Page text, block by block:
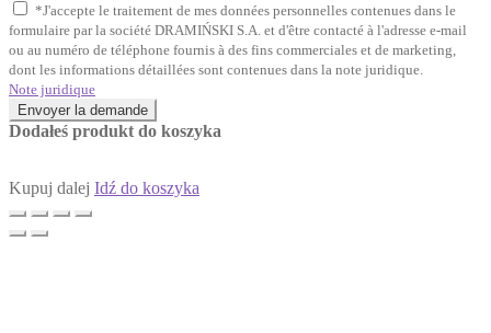
*J'accepte le traitement de mes données personnelles contenues dans le
formulaire par la société DRAMIŃSKI S.A. et d'être contacté à l'adresse e-mail
ou au numéro de téléphone fournis à des fins commerciales et de marketing,
dont les informations détaillées sont contenues dans la note juridique.
Note juridique
Envoyer la demande
Dodałeś produkt do koszyka
Kupuj dalej Idź do koszyka